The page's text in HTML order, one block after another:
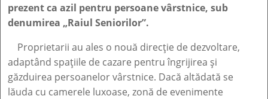
prezent ca azil pentru persoane vârstnice, sub
denumirea „Raiul Seniorilor”.
Proprietarii au ales o nouă direcție de dezvoltare,
adaptând spațiile de cazare pentru îngrijirea și
găzduirea persoanelor vârstnice. Dacă altădată se
lăuda cu camerele luxoase, zonă de evenimente